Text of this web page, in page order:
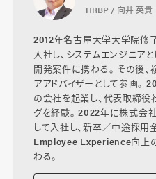
HRBP / 向井 英貴
2012年名古屋大学大学院修
入社し、システムエンジニア
開発案件に携わる。 その後
アアドバイザーとして参画。
の会社を起業し、代表取締役
グを経験。 2022年に株式会
して入社し、新卒／中途採
Employee Experience向上
わる。